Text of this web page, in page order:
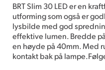
BRT Slim 30 LED er en
utforming som også er
lysbilde med god
effektive lumen. Bredde
en høyde på 40mm. Med
kontakt bak på